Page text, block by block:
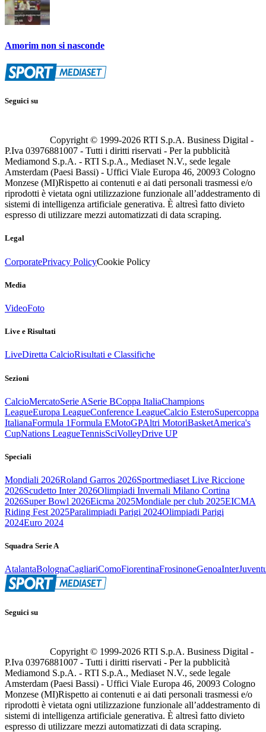
Amorim non si nasconde
Seguici su
Copyright © 1999-2026 RTI S.p.A. Business Digital -
P.Iva 03976881007 - Tutti i diritti riservati - Per la pubblicità
Mediamond S.p.A. - RTI S.p.A., Mediaset N.V., sede legale
Amsterdam (Paesi Bassi) - Uffici Viale Europa 46, 20093 Cologno
Monzese (MI)Rispetto ai contenuti e ai dati personali trasmessi e/o
riprodotti è vietata ogni utilizzazione funzionale all’addestramento di
sistemi di intelligenza artificiale generativa. È altresì fatto divieto
espresso di utilizzare mezzi automatizzati di data scraping.
Legal
CorporatePrivacy PolicyCookie Policy
Media
VideoFoto
Live e Risultati
LiveDiretta CalcioRisultati e Classifiche
Sezioni
CalcioMercatoSerie ASerie BCoppa ItaliaChampions
LeagueEuropa LeagueConference LeagueCalcio EsteroSupercoppa
ItalianaFormula 1Formula EMotoGPAltri MotoriBasketAmerica's
CupNations LeagueTennisSciVolleyDrive UP
Speciali
Mondiali 2026Roland Garros 2026Sportmediaset Live Riccione
2026Scudetto Inter 2026Olimpiadi Invernali Milano Cortina
2026Super Bowl 2026Eicma 2025Mondiale per club 2025EICMA
Riding Fest 2025Paralimpiadi Parigi 2024Olimpiadi Parigi
2024Euro 2024
Squadra Serie A
AtalantaBolognaCagliariComoFiorentinaFrosinoneGenoaInter
Seguici su
Copyright © 1999-2026 RTI S.p.A. Business Digital -
P.Iva 03976881007 - Tutti i diritti riservati - Per la pubblicità
Mediamond S.p.A. - RTI S.p.A., Mediaset N.V., sede legale
Amsterdam (Paesi Bassi) - Uffici Viale Europa 46, 20093 Cologno
Monzese (MI)Rispetto ai contenuti e ai dati personali trasmessi e/o
riprodotti è vietata ogni utilizzazione funzionale all’addestramento di
sistemi di intelligenza artificiale generativa. È altresì fatto divieto
espresso di utilizzare mezzi automatizzati di data scraping.